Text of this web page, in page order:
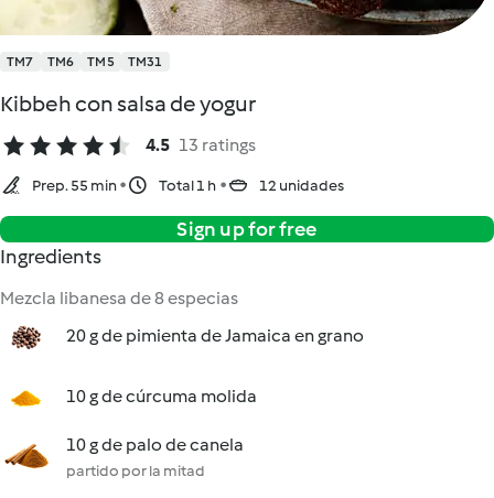
TM7 TM6 TM5 TM31
Kibbeh con salsa de yogur
4.5 13 ratings
Prep. 55 min Total 1 h 12 unidades
Sign up for free
Ingredients
Mezcla libanesa de 8 especias
20 g de pimienta de Jamaica en grano
10 g de cúrcuma molida
10 g de palo de canela
partido por la mitad